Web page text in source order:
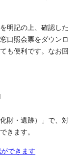
明記の上、確認した
口照会票をダウンロ
も便利です。なお回
財・遺跡）」で、対
きます。
できます